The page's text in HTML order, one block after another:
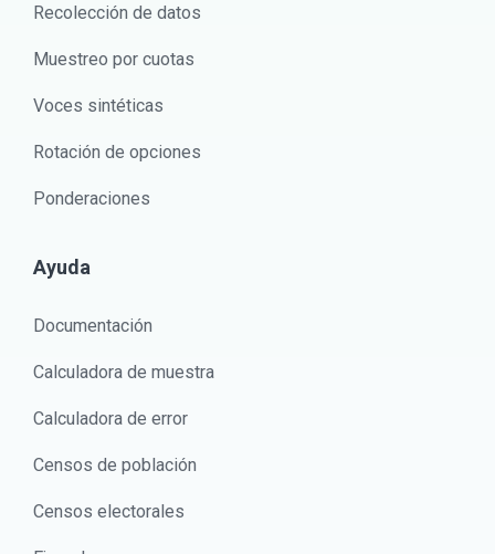
Recolección de datos
Muestreo por cuotas
Voces sintéticas
Rotación de opciones
Ponderaciones
Ayuda
Documentación
Calculadora de muestra
Calculadora de error
Censos de población
Censos electorales